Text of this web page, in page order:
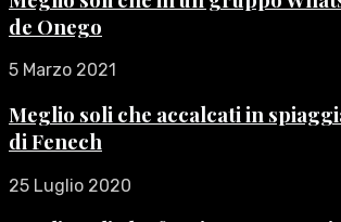
de Onego
5 Marzo 2021
Meglio soli che accalcati in
di Fenech
25 Luglio 2020